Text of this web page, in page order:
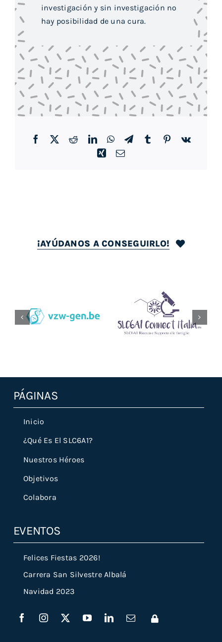
investigación y sin investigación no
hay posibilidad de una cura.
Facebook
TwitterRedditLinkedInWhatsAppTelegram
TumblrPinterest
Vk
XingCorreo
¡AYÚDANOS A CONSEGUIRLO!
PÁGINAS
Inicio
¿Qué Es El SLC6A1?
Nuestros Héroes
Objetivos
Colabora
EVENTOS
Felices Fiestas 2026!
Carrera San Silvestre Albalá
Navidad 2023